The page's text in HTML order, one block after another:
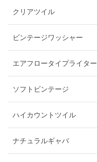
クリアツイル
ビンテージワッシャー
エアフロータイプライター
ソフトビンテージ
ハイカウントツイル
ナチュラルギャバ